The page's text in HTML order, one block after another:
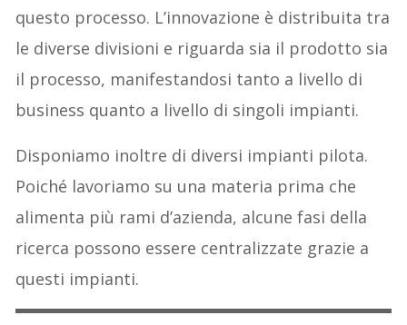
questo processo. L’innovazione è distribuita tra
le diverse divisioni e riguarda sia il prodotto sia
il processo, manifestandosi tanto a livello di
business quanto a livello di singoli impianti.
Disponiamo inoltre di diversi impianti pilota.
Poiché lavoriamo su una materia prima che
alimenta più rami d’azienda, alcune fasi della
ricerca possono essere centralizzate grazie a
questi impianti.